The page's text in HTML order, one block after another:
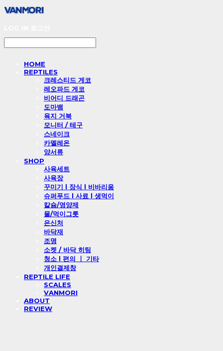
HOME
REPTILES
크레스티드 게코
레오파드 게코
비어디 드래곤
도마뱀
육지 거북
모니터 / 테구
스네이크
카멜레온
양서류
SHOP
사육세트
사육장
꾸미기 l 장식 l 비바리움
슈퍼푸드 l 사료 l 생먹이
칼슘/영양제
물/먹이그릇
은신처
바닥재
조명
소켓 / 바닥 히팅
청소 l 편의 ㅣ 기타
개인결제창
REPTILE LIFE
SCALES
VANMORI
ABOUT
REVIEW